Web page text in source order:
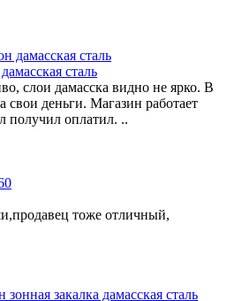
сталь
слои дамасска видно не ярко. В
свои деньги. Магазин работает
получил оплатил. ..
тоже отличный,